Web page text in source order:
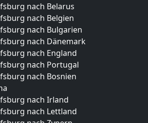
nach Belarus
nach Belgien
nach Bulgarien
nach Dänemark
nach England
nach Portugal
nach Bosnien
nach Irland
nach Lettland